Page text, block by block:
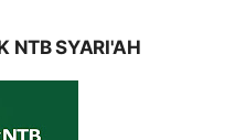
NTB SYARI'AH